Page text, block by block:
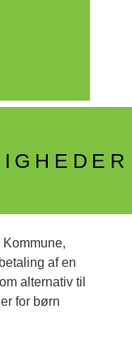
af en
alternativ til
for børn